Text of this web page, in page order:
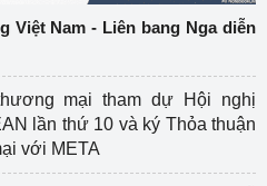
Việt Nam - Liên bang Nga diễn
mại tham dự Hội nghị
lần thứ 10 và ký Thỏa thuận
với META